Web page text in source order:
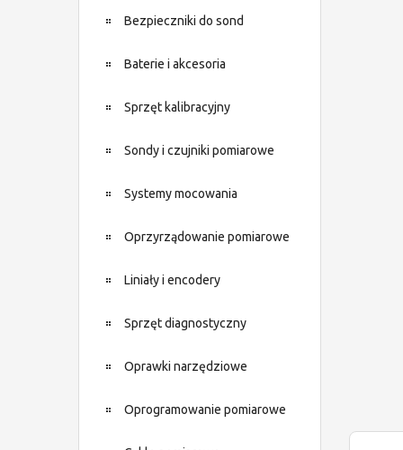
Bezpieczniki do sond
Baterie i akcesoria
Sprzęt kalibracyjny
Sondy i czujniki pomiarowe
Systemy mocowania
Oprzyrządowanie pomiarowe
Liniały i encodery
Sprzęt diagnostyczny
Oprawki narzędziowe
Oprogramowanie pomiarowe